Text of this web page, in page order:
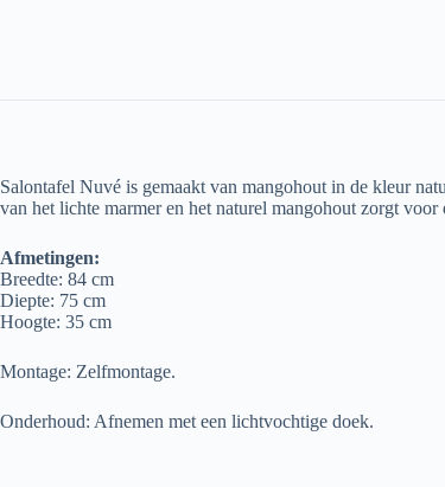
Salontafel Nuvé is gemaakt van mangohout in de kleur
van het lichte marmer en het naturel mangohout zorgt
Afmetingen:
Breedte: 84 cm
Diepte: 75 cm
Hoogte: 35 cm
Montage: Zelfmontage.
Onderhoud: Afnemen met een lichtvochtige doek.